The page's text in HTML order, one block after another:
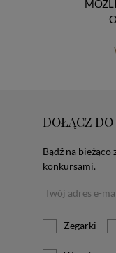
DOŁĄCZ
Bądź na
konkursami.
Zegarki